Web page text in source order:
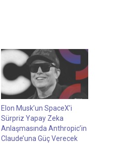
Elon Musk’un SpaceX’i
Sürpriz Yapay Zeka
Anlaşmasında Anthropic’in
Claude’una Güç Verecek